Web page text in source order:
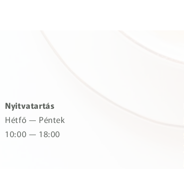
Nyitvatartás
Hétfő — Péntek
10:00 — 18:00